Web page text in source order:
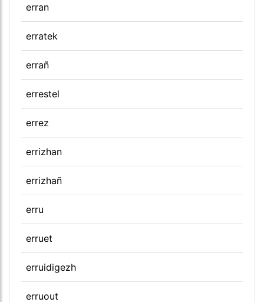
erran
erratek
errañ
errestel
errez
errizhan
errizhañ
erru
erruet
erruidigezh
erruout